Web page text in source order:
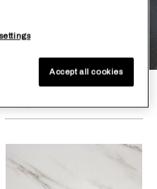
Filter
vorhandenen Daten im
Accept all cookies